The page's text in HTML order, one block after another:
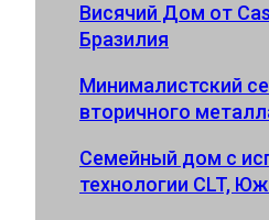
Висячий Дом от
Бразилия
Минималистский
вторичного
Семейный дом с
технологии CLT,